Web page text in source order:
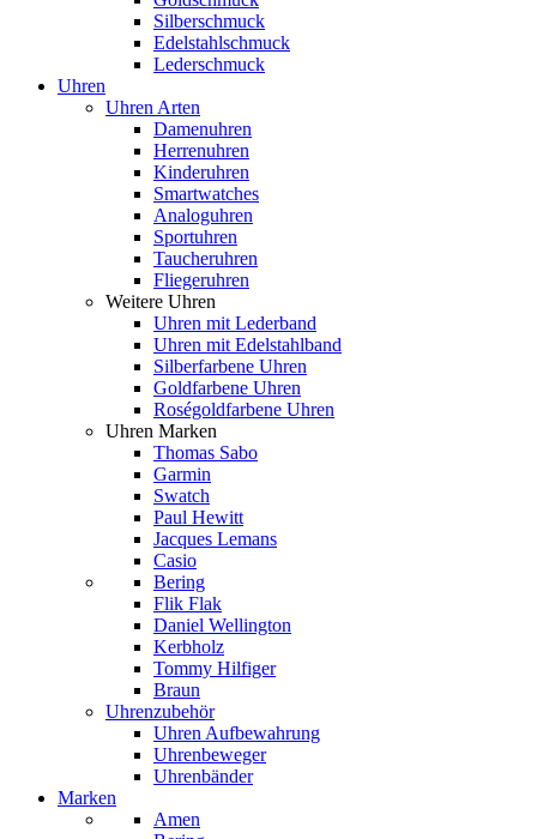
Silberschmuck
Edelstahlschmuck
Lederschmuck
Uhren
Uhren Arten
Damenuhren
Herrenuhren
Kinderuhren
Smartwatches
Analoguhren
Sportuhren
Taucheruhren
Fliegeruhren
Weitere Uhren
Uhren mit Lederband
Uhren mit Edelstahlband
Silberfarbene Uhren
Goldfarbene Uhren
Roségoldfarbene Uhren
Uhren Marken
Thomas Sabo
Garmin
Swatch
Paul Hewitt
Jacques Lemans
Casio
Bering
Flik Flak
Daniel Wellington
Kerbholz
Tommy Hilfiger
Braun
Uhrenzubehör
Uhren Aufbewahrung
Uhrenbeweger
Uhrenbänder
Marken
Amen